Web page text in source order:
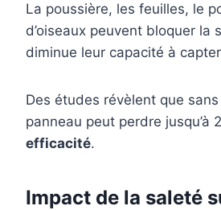
La poussière, les feuilles, le
d’oiseaux peuvent bloquer la
diminue leur capacité à
Des études révèlent que
panneau peut perdre jusqu’à
efficacité.
Impact de la saleté